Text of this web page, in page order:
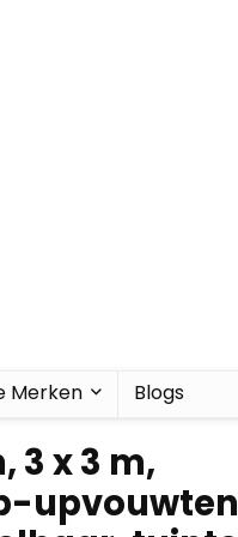
Merken Blogs
3 x 3 m,